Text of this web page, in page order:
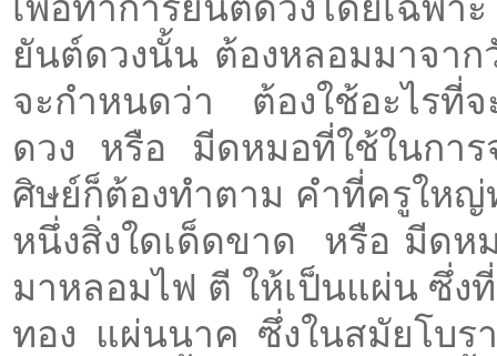
ยันต์ดวงนั้น ต้องหลอมมาจา
จะกำหนดว่า ต้องใช้อะไรที่
ดวง หรือ มีดหมอที่ใช้ในกา
ศิษย์ก็ต้องทำตาม คำที่ครูให
หนึ่งสิ่งใดเด็ดขาด หรือ มีดห
มาหลอมไฟ ตี ให้เป็นแผ่น ซึ่ง
ทอง แผ่นนาค ซึ่งในสมัยโบร